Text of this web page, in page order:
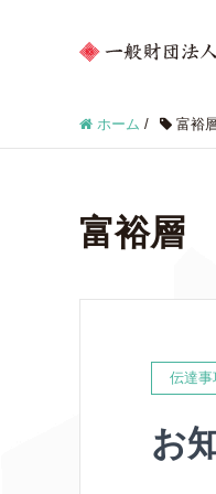
ホーム / 富裕
富裕層
伝達事
お